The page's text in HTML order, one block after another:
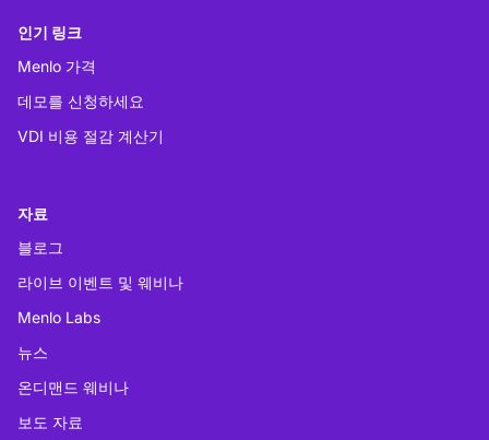
인기 링크
Menlo 가격
데모를 신청하세요
VDI 비용 절감 계산기
자료
블로그
라이브 이벤트 및 웨비나
Menlo Labs
뉴스
온디맨드 웨비나
보도 자료